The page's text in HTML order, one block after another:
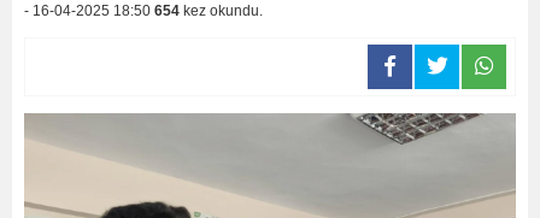
- 16-04-2025 18:50 654 kez okundu.